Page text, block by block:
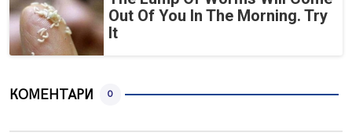
Out Of You In The Morning. Try
It
КОМЕНТАРИ 0